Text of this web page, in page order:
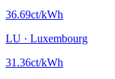
36.69ct/kWh
LU · Luxembourg
31.36ct/kWh